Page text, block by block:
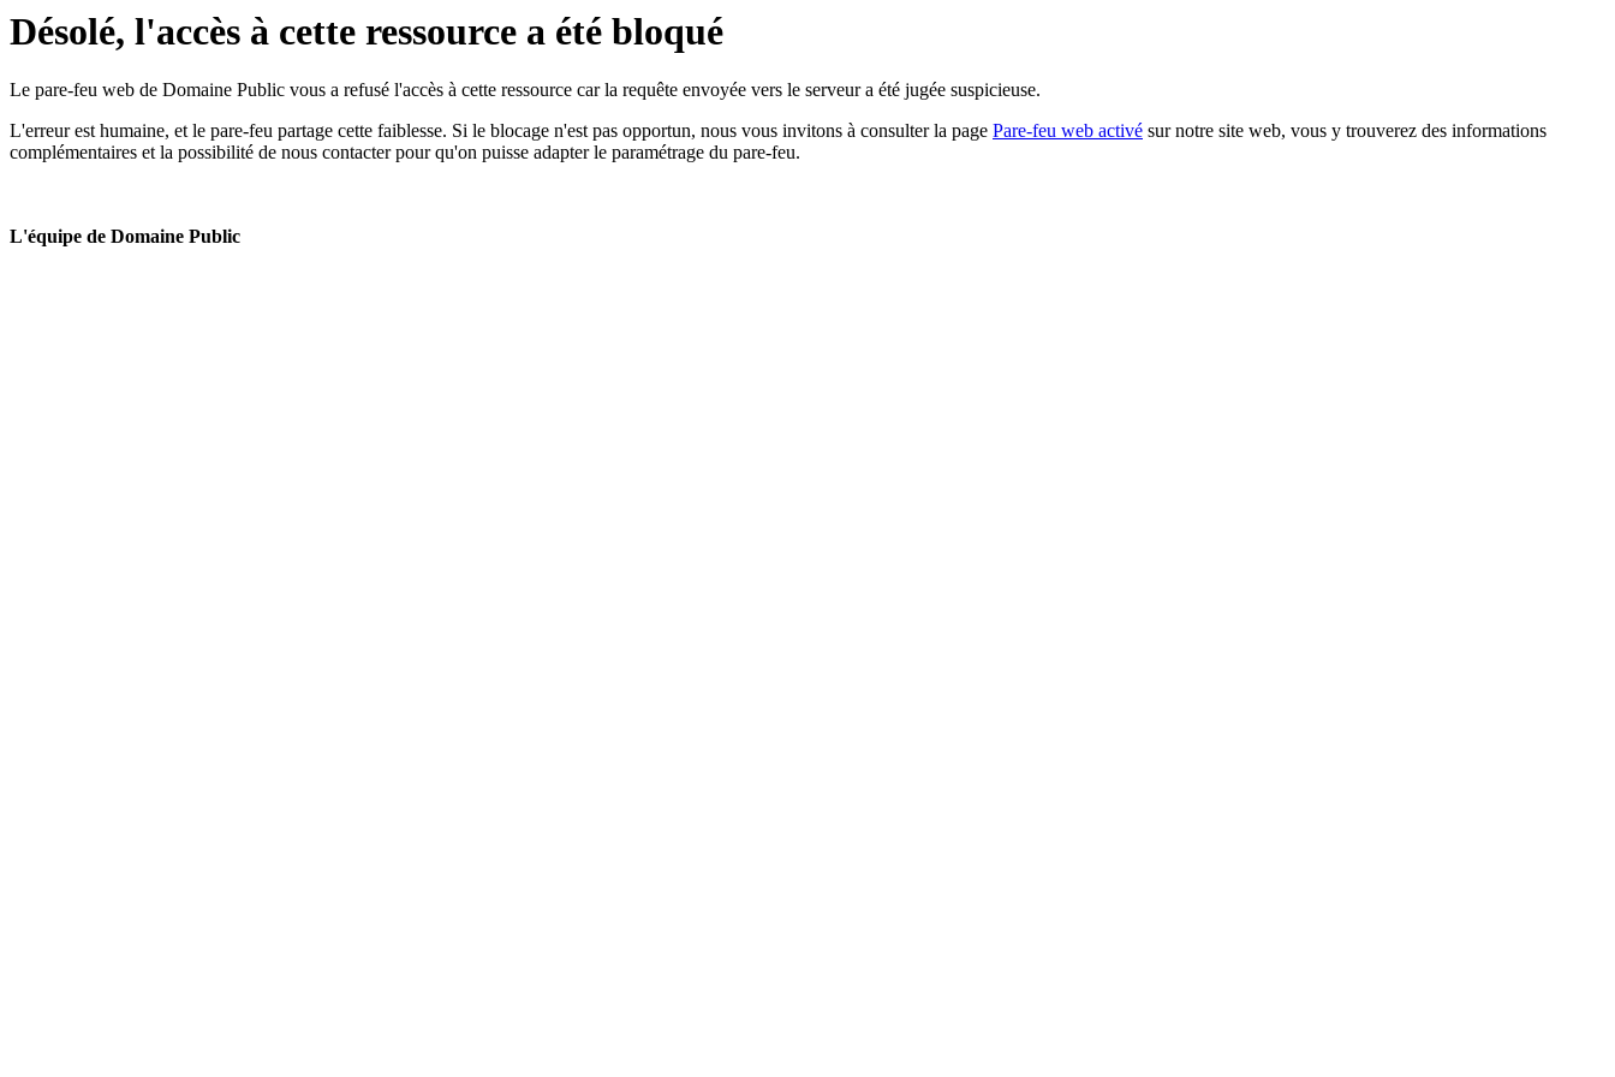
Désolé, l'accès à cette ressource a été bloqué
Le pare-feu web de Domaine Public vous a refusé l'accès à cette ressource car la requête envoyée vers le serveur a été jugée suspicieuse.
L'erreur est humaine, et le pare-feu partage cette faiblesse. Si le blocage n'est pas opportun, nous vous invitons à consulter la page Pare-feu web activé sur notre site web, vous y trouverez des informations
complémentaires et la possibilité de nous contacter pour qu'on puisse adapter le paramétrage du pare-feu.
L'équipe de Domaine Public